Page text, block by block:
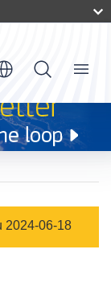
Menu
2024-06-18